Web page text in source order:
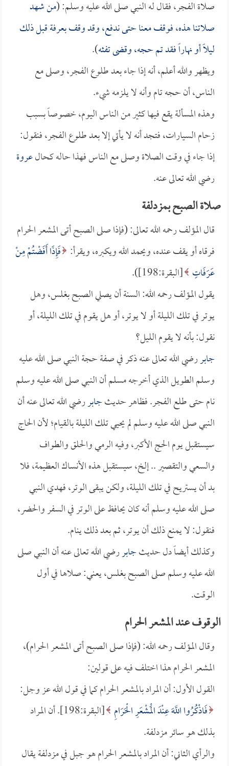
صلاة الفجر، فقال له النبي صلى الله عليه وسلم: (من شهد
صلاتنا هذه، فوقف معنا حتى ندفع، وقد وقف بعرفة قبل ذلك
ليلاً أو نهاراً فقد تم حجه، وقضى تفثه).
ويظهر والله أعلم، أنه إذا جاء بعد طلوع الفجر، وصلى مع
الناس، أن حجه تام وأنه لا يلزمه شيء.
وهذه المسألة يقع فيها كثير من الناس اليوم، خصوصاً بسبب
زحام السيارات، فتجد أنه لا يأتي إلا بعد طلوع الفجر، فنقول:
إذا جاء في وقت الصلاة وصلى مع الناس فهذا حاله كحالعروة
رضي الله تعالى عنه.
صلاة الصبح بمزدلفة
قال المؤلف رحمه الله تعالى: (فإذا صلى الصبح أتى المشعر الحرام
فرقاه أو يقف عنده، ويحمد الله ويكبره، ويقرأ: فَإِذَا أَفَضْتُمْ مِنْ
عَرَفَاتٍ [البقرة:198]).
يقول المؤلف رحمه الله: السنة أن يصلي الصبح بغلس، وهل
يوتر في تلك الليلة أو لا يوتر، أو هل يقوم في تلك الليلة، أو
نقول: بأنه لا يقوم الليل؟
جابررضي الله تعالى عنه ذكر في صفة حجة النبي صلى الله عليه
وسلم الطويل الذي أخرجه مسلم أن النبي صلى الله عليه وسلم
نام حتى طلع الفجر. فظاهر حديثجابررضي الله تعالى عنه أن
النبي صلى الله عليه وسلم لم يحيي تلك الليلة بالقيام؛ لأن الحاج
سيستقبل يوم الحج الأكبر، وفيه الرمي والحلق والطواف
والسعي والتقصير .. إلخ، سيستقبل هذه الأنساك العظيمة، فلا
بد أن يستريح في تلك الليلة، ولكن يبقى الوتر، فهدي النبي
صلى الله عليه وسلم أنه كان يحافظ على الوتر في السفر والحضر،
فنقول: لا يمنع ذلك أن يوتر، ثم بعد ذلك ينام.
وكذلك أيضاً دل حديثجابررضي الله تعالى عنه أن النبي صلى
الله عليه وسلم صلى الصبح بغلس، يعني: صلاها في أول
الوقت.
الوقوف عند المشعر الحرام
وقال المؤلف رحمه الله: (فإذا صلى الصبح أتى المشعر الحرام)،
المشعر الحرام هذا اختلف فيه على قولين:
القول الأول: أن المراد بالمشعر الحرام كما في قول الله عز وجل:
فَاذْكُرُوا اللَّهَ عِنْدَ الْمَشْعَرِ الْحَرَامِ
[البقرة:198]. أن المراد
بذلك هو سائر مزدلفة.
والرأي الثاني: أن المراد بالمشعر الحرام هو جبل في مزدلفة يقال